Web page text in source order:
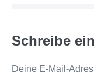
Schreibe
Deine E-Mail-